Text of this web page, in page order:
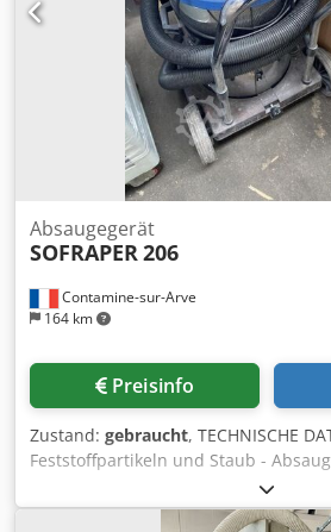
Contamine-sur-Arve
164 km
Absaugegerät
SOFRAPER206
Preisinfo
Zustand: gebraucht, TECHNISCHE
Feststoffpartikeln und Staub -
Leistung: 11 [kW] - Durchfluss: 700-
Aoug U Ilsgksrf